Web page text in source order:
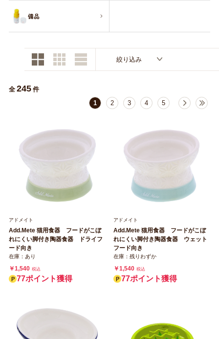
備品
絞り込み
全 245 件
1
2 3 4 5
アドメイト
Add.Mete 猫用食器 フードがこぼ
れにくい脚付き陶器食器 ドライフ
ード向き
在庫：あり
￥1,540 税込
77ポイント獲得
アドメイト
Add.Mete 猫用食器 フードがこぼ
れにくい脚付き陶器食器 ウェット
フード向き
在庫：残りわずか
￥1,540 税込
77ポイント獲得